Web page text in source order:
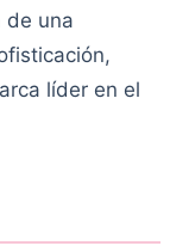
de una
líder en el